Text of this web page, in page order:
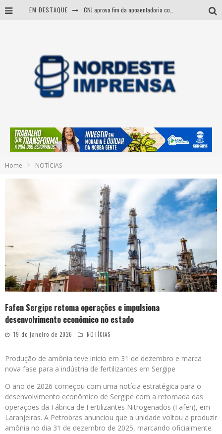
EM DESTAQUE
Entenda como governo Fábio tirou Sergipe da pior classificação fiscal e levou à nota máxima do Tesouro Nacional
Home NOTÍCIAS
Fafen Sergipe retoma operações e impulsiona
desenvolvimento econômico no estado
19 de janeiro de 2026 NOTÍCIAS
Produção de amônia teve início em 31 de dezembro e marca
nova fase para a indústria de fertilizantes em Sergipe
O ano de 2026 começou com uma notícia estratégica para o
desenvolvimento econômico de Sergipe com a retomada das
operações da Fábrica de Fertilizantes Nitrogenados (Fafen), em
Laranjeiras. A Petrobras anunciou que a unidade voltou a produzir
amônia no dia 31 de dezembro de 2025, marcando oficialmente